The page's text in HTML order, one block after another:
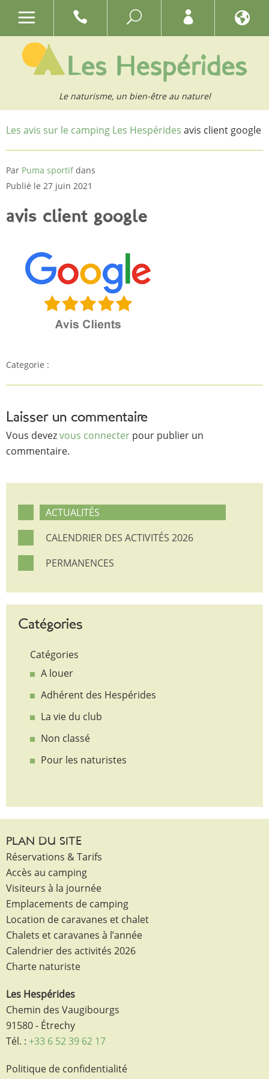
Le naturisme, un bien-être au naturel
Les avis sur le camping Les Hespérides avis client google
Par Puma sportif dans
Publié le 27 juin 2021
avis client google
Categorie :
Laisser un commentaire
Vous devezvous connecter pour publier un
commentaire.
ACTUALITÉS
CALENDRIER DES ACTIVITÉS 2026
PERMANENCES
Catégories
Catégories
A louer
Adhérent des Hespérides
La vie du club
Non classé
Pour les naturistes
PLAN DU SITE
Réservations & Tarifs
Accès au camping
Visiteurs à la journée
Emplacements de camping
Location de caravanes et chalet
Chalets et caravanes à l’année
Calendrier des activités 2026
Charte naturiste
Les Hespérides
Chemin des Vaugibourgs
91580 - Étrechy
Tél. : +33 6 52 39 62 17
Politique de confidentialité